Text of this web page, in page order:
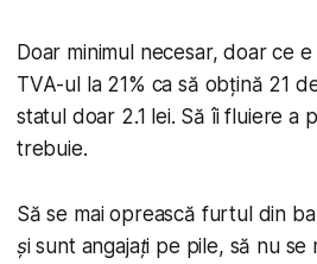
Doar minimul necesar, doar ce
TVA-ul la 21% ca să obțină 21
statul doar 2.1 lei. Să îi fluiere a
trebuie.
Să se mai oprească furtul din
și sunt angajați pe pile, să nu se